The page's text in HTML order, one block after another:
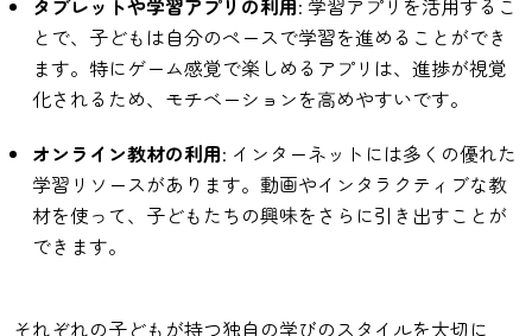
タブレットや学習アプリの利用: 学習アプリを活用するこ
とで、子どもは自分のペースで学習を進めることができ
ます。特にゲーム感覚で楽しめるアプリは、進捗が視覚
化されるため、モチベーションを高めやすいです。
オンライン教材の利用: インターネットには多くの優れた
学習リソースがあります。動画やインタラクティブな教
材を使って、子どもたちの興味をさらに引き出すことが
できます。
それぞれの子どもが持つ独自の学びのスタイルを大切に